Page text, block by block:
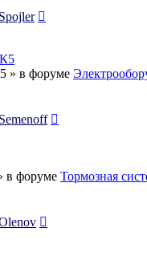
Spojler
» в форуме
Semenoff
в форуме Тормозная